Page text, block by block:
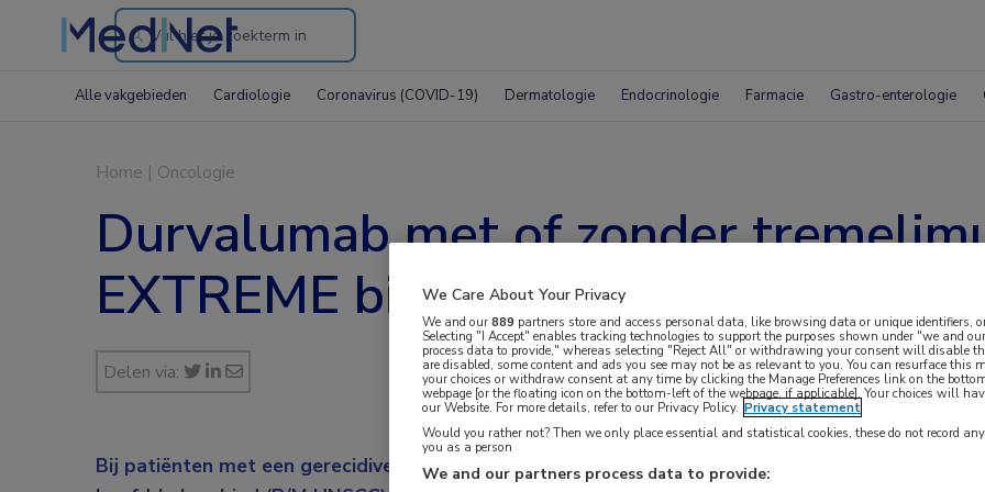
Search
the
Alle vakgebieden Cardiologie Coronavirus (COVID-19) Dermatologie Endocrinologie Farmacie Gastro-enterologie
Home | Oncologie
Durvalumab met of zonder
EXTREME bij R/M HNSCC
Delen via:
Bij patiënten met een gerecidiveerd of gemetastaseerd plaveiselcelcarcinoom van het
We Care About Your Privacy
We and our889 partners store and access personal data, like browsing data or unique identifiers,
Selecting "I Accept" enables tracking technologies to support the purposes shown under "we and
process data to provide," whereas selecting "Reject All" or withdrawing your consent will disable
are disabled, some content and ads you see may not be as relevant to you. You can resurface this
your choices or withdraw consent at any time by clicking the Manage Preferences link on the
webpage [or the floating icon on the bottom-left of the webpage, if applicable]. Your choices will
our Website. For more details, refer to our Privacy Policy. Privacy statement
Would you rather not? Then we only place essential and statistical cookies, these do not record
you as a person
We and our partners process data to provide: